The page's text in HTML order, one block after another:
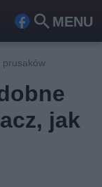
MENU
Fa
ook
Szu
kaj
prusaków
jak